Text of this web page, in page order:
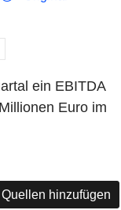
ein EBITDA
Euro im
hinzufügen